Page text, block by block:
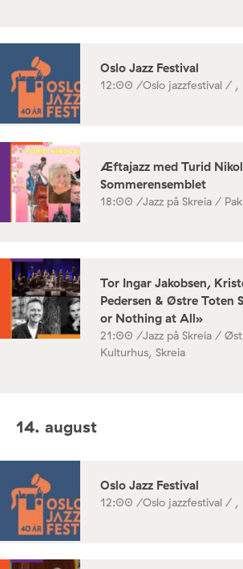
Oslo Jazz Festival
12:00 /Oslo jazzfestival / ,
Æftajazz med Turid
Sommerensemblet
18:00 /Jazz på Skreia /
Tor Ingar Jakobsen,
Pedersen & Østre Toten
or Nothing at All»
21:00 /Jazz på Skreia /
Kulturhus, Skreia
14. august
Oslo Jazz Festival
12:00 /Oslo jazzfestival / ,